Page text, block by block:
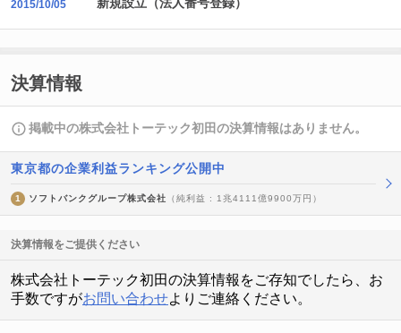
2015/10/05
決算情報
掲載中の株式会社トーテック初田の決算情報はありません。
東京都の企業利益ランキング公開中
1 ソフトバンクグループ株式会社 （純利益 : 1兆4111億9900万円）
決算情報をご提供ください
株式会社トーテック初田の決算情報をご存知でしたら、お
手数ですがお問い合わせよりご連絡ください。